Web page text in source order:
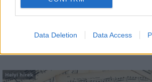
Data Deletion Data Access
Fáklyafényben tárul fel
belvárosa
Helyi hírek